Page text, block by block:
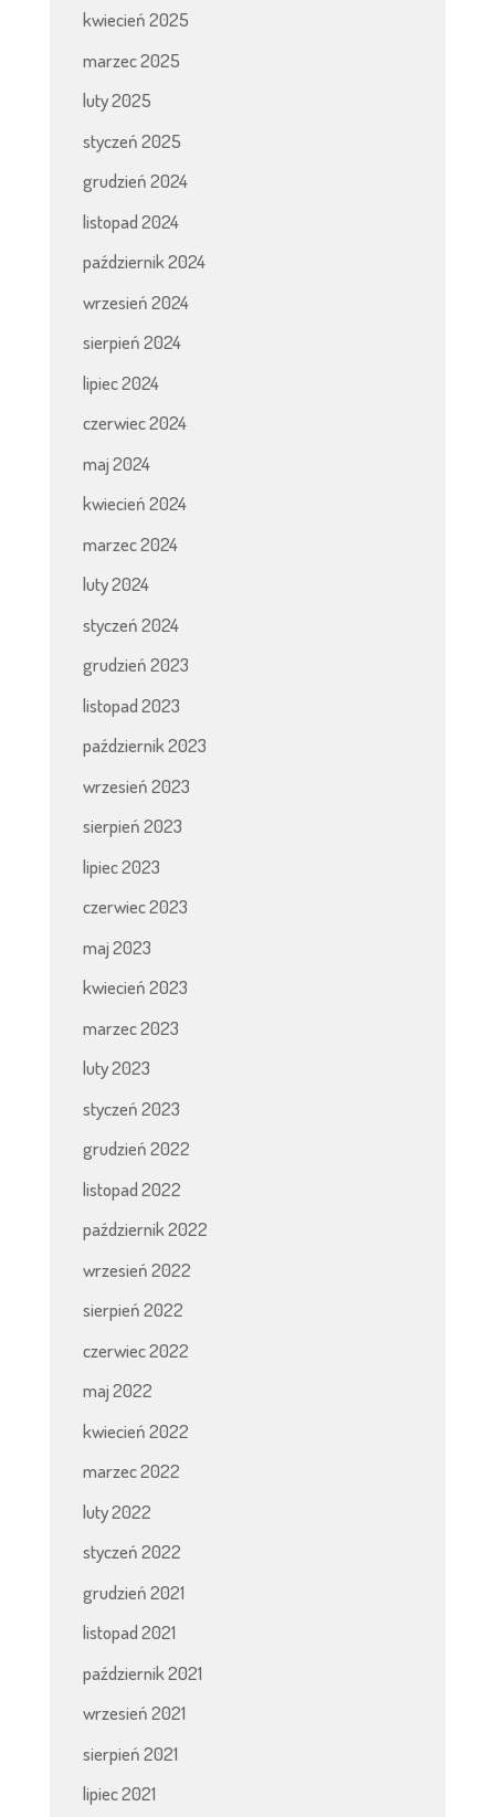
kwiecień 2025
marzec 2025
luty 2025
styczeń 2025
grudzień 2024
listopad 2024
październik 2024
wrzesień 2024
sierpień 2024
lipiec 2024
czerwiec 2024
maj 2024
kwiecień 2024
marzec 2024
luty 2024
styczeń 2024
grudzień 2023
listopad 2023
październik 2023
wrzesień 2023
sierpień 2023
lipiec 2023
czerwiec 2023
maj 2023
kwiecień 2023
marzec 2023
luty 2023
styczeń 2023
grudzień 2022
listopad 2022
październik 2022
wrzesień 2022
sierpień 2022
czerwiec 2022
maj 2022
kwiecień 2022
marzec 2022
luty 2022
styczeń 2022
grudzień 2021
listopad 2021
październik 2021
wrzesień 2021
sierpień 2021
lipiec 2021